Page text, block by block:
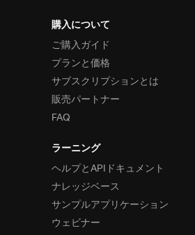
購入について
ご購入ガイド
プランと価格
サブスクリプションとは
販売パートナー
FAQ
ラーニング
ヘルプとAPIドキュメント
ナレッジベース
サンプルアプリケーション
ウェビナー